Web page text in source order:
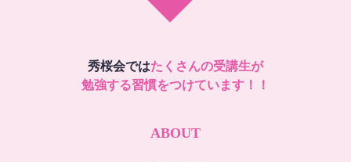
秀桜会ではたくさんの受講生が
勉強する習慣をつけています！！
ABOUT